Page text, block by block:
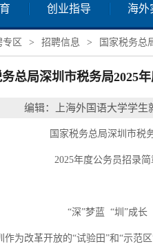
创业指导 海外
专区 > 招聘信息 > 国家税务总
务总局深圳市税务局2025
编辑：上海外国语大学学生
国家税务总局深圳市税
2025年度公务员招录简
“深”梦蓝 “圳”成长
为改革开放的“试验田”和“示范